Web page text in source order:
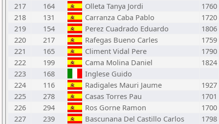
217
164 Olleta Tanya Jordi
1760
218
131 Carranza Caba Pablo
1720
219
154 Perez Cuadrado Eduardo
1806
220
217 Rafegas Bueno Carles
1759
221
165 Climent Vidal Pere
1790
222
199 Cama Molina Daniel
1824
223
168
Inglese Guido
224
116 Radigales Mauri Jaume
1927
225
278 Casas Torres Pau
1701
226
294 Ros Gorne Ramon
1700
227
239 Bascunana Del Castillo Carlos
1798